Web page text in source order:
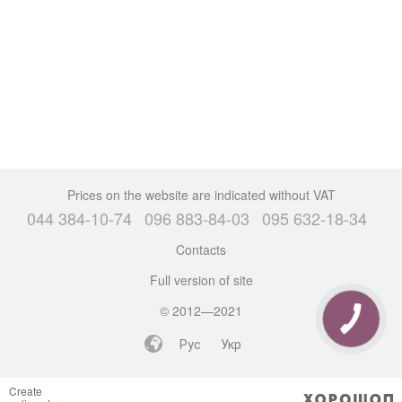
Prices on the website are indicated without VAT
044 384-10-74 096 883-84-03 095 632-18-34
Contacts
Full version of site
© 2012—2021
Рус
Укр
Create
CALL
BUTTON